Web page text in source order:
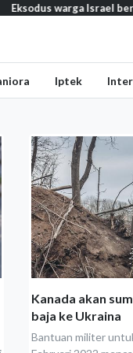
Kanada akan
baja ke Ukraina
Bantuan militer
warga Israel berlanjut,
Iptek